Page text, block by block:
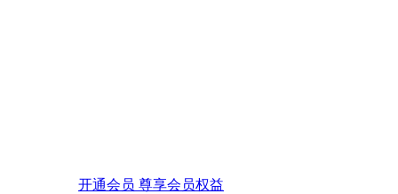
开通会员 尊享会员权益